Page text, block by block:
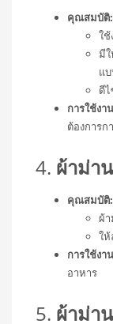
คุณสมบัติ:
ใ
มี
แ
ดี
การใช้งา
ต้องการ
4. ผ้าม่า
คุณสมบัติ:
ผ้
ใ
การใช้งา
อาหาร
5. ผ้าม่า